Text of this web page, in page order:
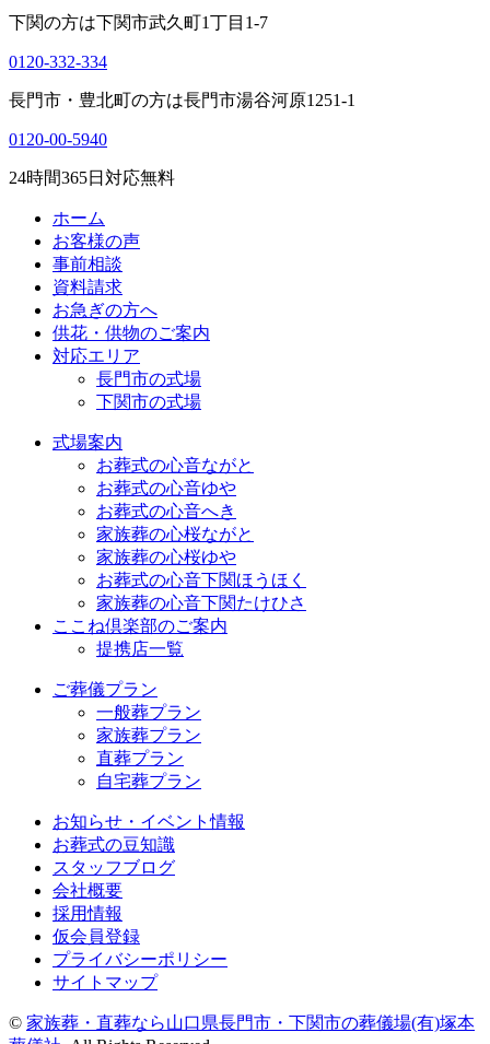
下関の方は下関市武久町1丁目1-7
0120-332-334
長門市・豊北町の方は長門市湯谷河原1251-1
0120-00-5940
24時間365日対応無料
ホーム
お客様の声
事前相談
資料請求
お急ぎの方へ
供花・供物のご案内
対応エリア
長門市の式場
下関市の式場
式場案内
お葬式の心音ながと
お葬式の心音ゆや
お葬式の心音へき
家族葬の心桜ながと
家族葬の心桜ゆや
お葬式の心音下関ほうほく
家族葬の心音下関たけひさ
ここね倶楽部のご案内
提携店一覧
ご葬儀プラン
一般葬プラン
家族葬プラン
直葬プラン
自宅葬プラン
お知らせ・イベント情報
お葬式の豆知識
スタッフブログ
会社概要
採用情報
仮会員登録
プライバシーポリシー
サイトマップ
© 家族葬・直葬なら山口県長門市・下関市の葬儀場(有)塚本